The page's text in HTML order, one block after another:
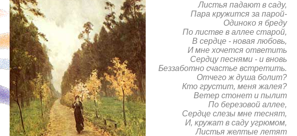
Листья падают в саду,
Пара кружится за парой-
Одиноко я бреду
По листве в аллее старой,
В сердце - новая любовь,
И мне хочется ответить
Сердцу песнями - и вновь
Беззаботно счастье встретить.
Отчего ж душа болит?
Кто грустит, меня жалея?
Ветер стонет и пылит
По березовой аллее,
Сердце слезы мне теснят,
И, кружат в саду угрюмом,
Листья желтые летят